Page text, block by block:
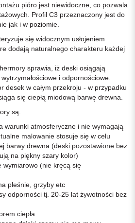
pióro jest niewidoczne, co pozwala
Profil C3 przeznaczony jest do
jak i w poziomie.
się widocznym usłojeniem
dodają naturalnego charakteru każdej
sprawia, iż deski osiągają
i odpornościowe.
desek w całym przekroju - w przypadku
się ciepłą miodową barwę drewna.
są:
warunki atmosferyczne i nie wymagają
malowanie stosuje się w celu
barwy drewna (deski pozostawione bez
na piękny szary kolor)
wymiarowo (nie kręcą się
pleśnie, grzyby etc
odporności tj. 20-25 lat żywotności bez
ciepła